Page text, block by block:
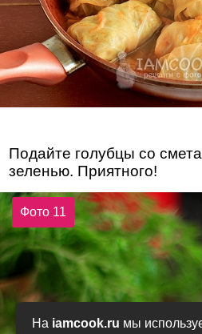
На iamcook.ru мы
Подайте голубцы со
зеленью. Приятного!
Фото 11